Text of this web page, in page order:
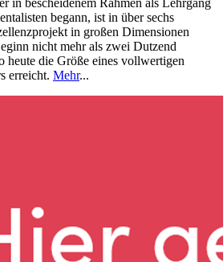
begann, ist in über sechs
in großen Dimensionen
nicht mehr als zwei Dutzend
heute die Größe eines vollwertigen
erreicht. Mehr...